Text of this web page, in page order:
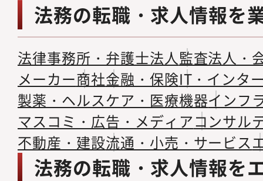
法務の転職・求人情報を
法律事務所・弁護士法人監査法人・
メーカー商社金融・保険IT・インタ
製薬・ヘルスケア・医療機器インフ
マスコミ・広告・メディアコンサル
不動産・建設流通・小売・サービス
法務の転職・求人情報を